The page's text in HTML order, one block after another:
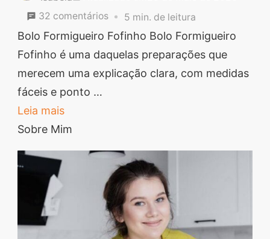
todos ao seu redor.
Transforme suas
refeições e inspire-se
agora mesmo!
32 comentáriosem
Bolo
Formigueiro
Fofinho
5 min. de leitura
Bolo Formigueiro Fofinho Bolo Formigueiro
Fofinho é uma daquelas preparações que
merecem uma explicação clara, com medidas
fáceis e ponto …
Leia mais
Sobre Mim